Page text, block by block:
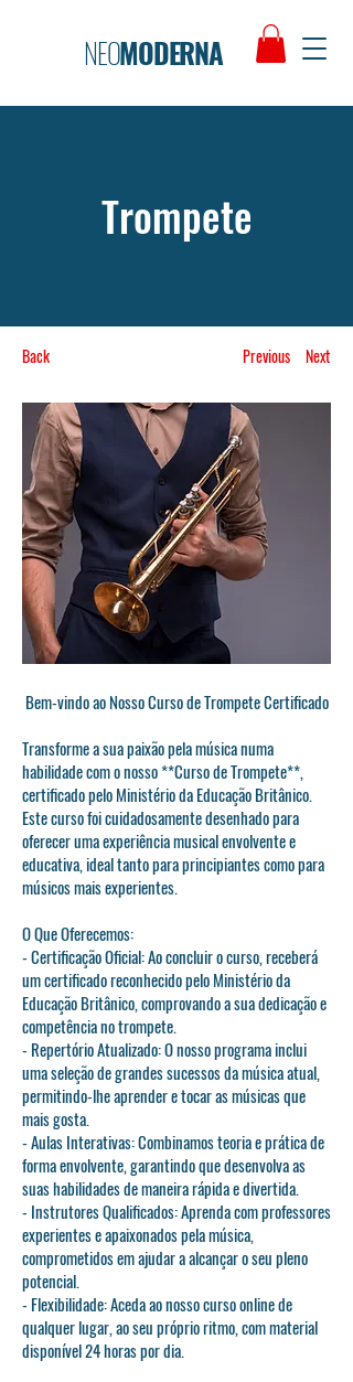
NEOMODERNA
Trompete
Back Previous Next
Bem-vindo ao Nosso Curso de Trompete Certificado
Transforme a sua paixão pela música numa
habilidade com o nosso **Curso de Trompete**,
certificado pelo Ministério da Educação Britânico.
Este curso foi cuidadosamente desenhado para
oferecer uma experiência musical envolvente e
educativa, ideal tanto para principiantes como para
músicos mais experientes.
O Que Oferecemos:
- Certificação Oficial: Ao concluir o curso, receberá
um certificado reconhecido pelo Ministério da
Educação Britânico, comprovando a sua dedicação e
competência no trompete.
- Repertório Atualizado: O nosso programa inclui
uma seleção de grandes sucessos da música atual,
permitindo-lhe aprender e tocar as músicas que
mais gosta.
- Aulas Interativas: Combinamos teoria e prática de
forma envolvente, garantindo que desenvolva as
suas habilidades de maneira rápida e divertida.
- Instrutores Qualificados: Aprenda com professores
experientes e apaixonados pela música,
comprometidos em ajudar a alcançar o seu pleno
potencial.
- Flexibilidade: Aceda ao nosso curso online de
qualquer lugar, ao seu próprio ritmo, com material
disponível 24 horas por dia.